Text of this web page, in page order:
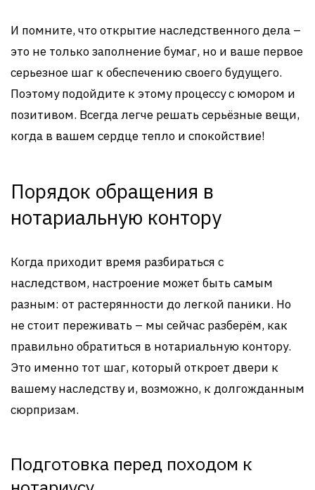
И помните, что открытие наследственного дела –
это не только заполнение бумаг, но и ваше первое
серьезное шаг к обеспечению своего будущего.
Поэтому подойдите к этому процессу с юмором и
позитивом. Всегда легче решать серьёзные вещи,
когда в вашем сердце тепло и спокойствие!
Порядок обращения в
нотариальную контору
Когда приходит время разбираться с
наследством, настроение может быть самым
разным: от растерянности до легкой паники. Но
не стоит переживать – мы сейчас разберём, как
правильно обратиться в нотариальную контору.
Это именно тот шаг, который откроет двери к
вашему наследству и, возможно, к долгожданным
сюрпризам.
Подготовка перед походом к